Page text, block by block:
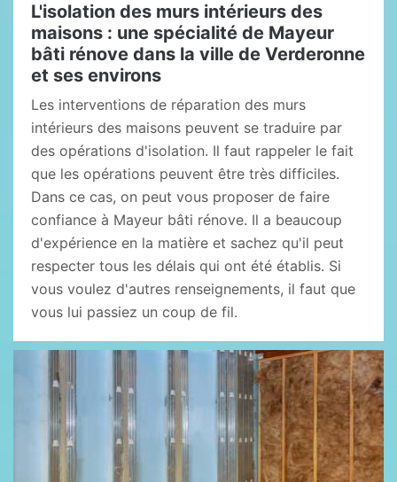
L'isolation des murs intérieurs des
maisons : une spécialité de Mayeur
bâti rénove dans la ville de Verderonne
et ses environs
Les interventions de réparation des murs
intérieurs des maisons peuvent se traduire par
des opérations d'isolation. Il faut rappeler le fait
que les opérations peuvent être très difficiles.
Dans ce cas, on peut vous proposer de faire
confiance à Mayeur bâti rénove. Il a beaucoup
d'expérience en la matière et sachez qu'il peut
respecter tous les délais qui ont été établis. Si
vous voulez d'autres renseignements, il faut que
vous lui passiez un coup de fil.